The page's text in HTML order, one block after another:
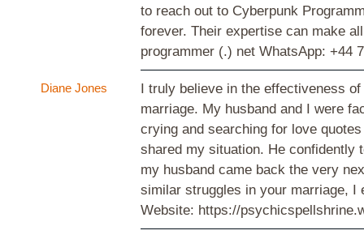
to reach out to Cyberpunk
forever. Their expertise can make
programmer (.) net WhatsApp: +44
Diane Jones
I truly believe in the effectiveness
marriage. My husband and I were
crying and searching for love
shared my situation. He confidently
my husband came back the very
similar struggles in your marriage, I
Website: https://